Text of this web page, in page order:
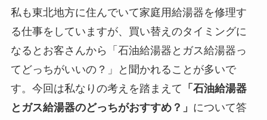
私も東北地方に住んでいて家庭用給湯器を修理す
る仕事をしていますが、買い替えのタイミングに
なるとお客さんから「石油給湯器とガス給湯器っ
てどっちがいいの？」と聞かれることが多いで
す。今回は私なりの考えを踏まえて 「石油給湯器
とガス給湯器のどっちがおすすめ？」 について答